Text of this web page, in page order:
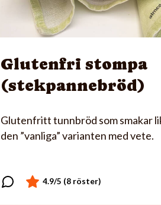
Glutenfri stompa
(stekpannebröd)
Glutenfritt tunnbröd som smakar
den ”vanliga” varianten med vete.